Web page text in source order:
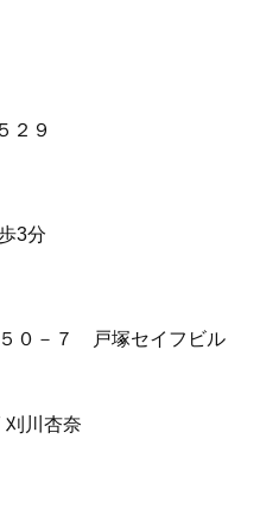
９
3分
－７ 戸塚セイフビル
杏奈